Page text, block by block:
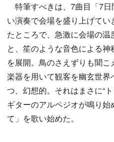
特筆すべきは、7曲目「7
い演奏で会場を盛り上げて
たところで、急激に会場の
と、笙のような音色による
を展開。鳥のさえずりも聞
楽器を用いて観客を幽玄世
つ、幻想的。それはまさに“
ギターのアルペジオが鳴り
て」を歌い始めた。